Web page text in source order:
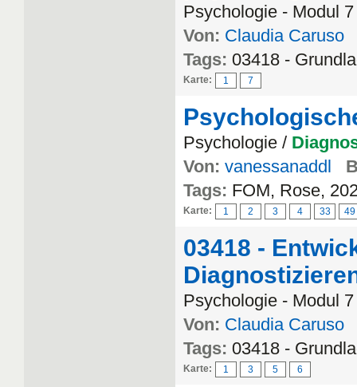
Psychologie - Modul
Von: Claudia Caruso
Tags: 03418 -
Karte: 1 7
Psychologie /
Von: vanessanaddl
Tags: FOM, Rose,
Karte: 1 2 3 4 33 49
03418 -
Psychologie - Modul
Von: Claudia Caruso
Tags: 03418 -
Karte: 1 3 5 6